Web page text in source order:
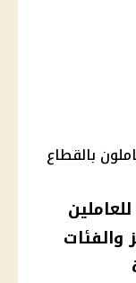
بالقطاع
موعد صرف زيادة المرتبات 2026 للعاملين
والفئات